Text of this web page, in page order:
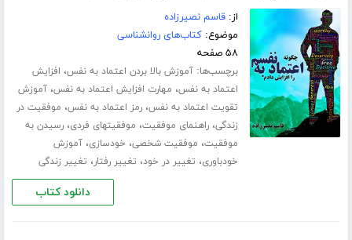
از:قاسم نصیرزاده
موضوع:کتاب‌های روانشناسی
۵۸ صفحه
برچسب‌ها:آموزش بالا بردن اعتماد به نفس، افزایش
اعتماد به نفس، مهارت افزایش اعتماد به نفس،آموزش
تقویت اعتماد به نفس،رمز اعتماد به نفس، موفقیت در
زندگی،راهنمای موفقیت، موفقیتهای فردی،رسیدن به
موفقیت، موفقیت شخصی، خودسازی،آموزش
خودباوری، تغییر در خود، تغییر رفتار، تغییر زندگی
دانلود کتاب